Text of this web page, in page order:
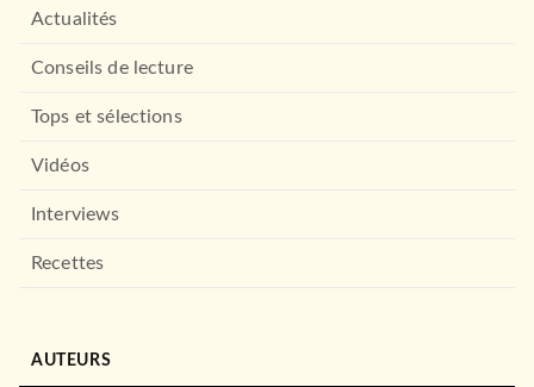
Actualités
Conseils de lecture
Tops et sélections
Vidéos
Interviews
Recettes
AUTEURS